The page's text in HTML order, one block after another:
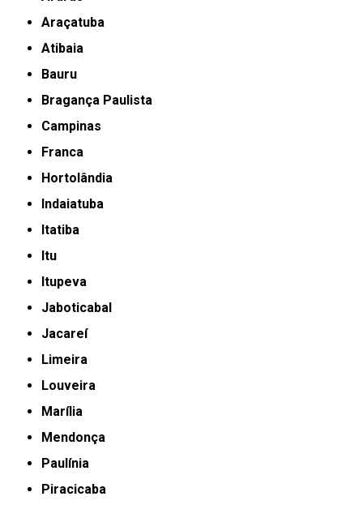
Araçatuba
Atibaia
Bauru
Bragança Paulista
Campinas
Franca
Hortolândia
Indaiatuba
Itatiba
Itu
Itupeva
Jaboticabal
Jacareí
Limeira
Louveira
Marília
Mendonça
Paulínia
Piracicaba